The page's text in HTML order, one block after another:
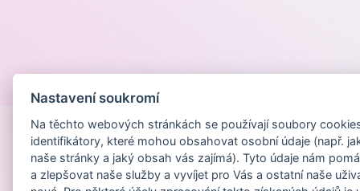
Nastavení soukromí
Na těchto webových stránkách se používají soubory
identifikátory, které mohou obsahovat osobní údaje (např.
naše stránky a jaký obsah vás zajímá). Tyto údaje nám
a zlepšovat naše služby a vyvíjet pro Vás a ostatní naše